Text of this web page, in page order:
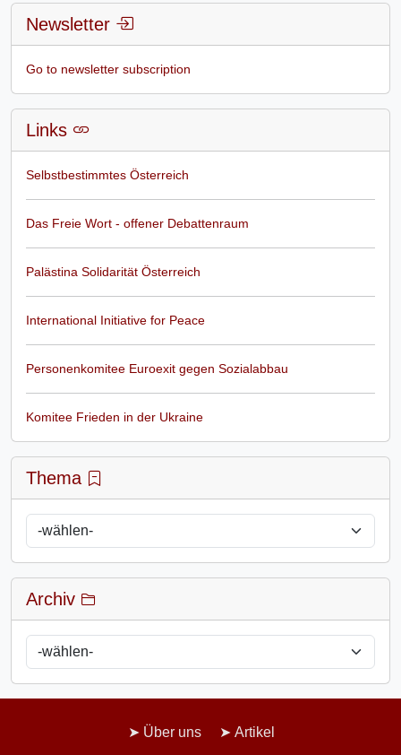
Newsletter
Go to newsletter subscription
Links
Selbstbestimmtes Österreich
Das Freie Wort - offener Debattenraum
Palästina Solidarität Österreich
International Initiative for Peace
Personenkomitee Euroexit gegen Sozialabbau
Komitee Frieden in der Ukraine
Thema
Archiv
Über uns Artikel